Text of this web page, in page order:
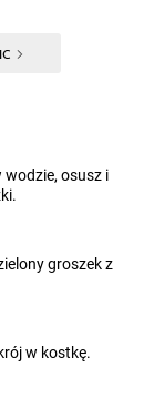
wodzie, osusz i
groszek z
w kostkę.